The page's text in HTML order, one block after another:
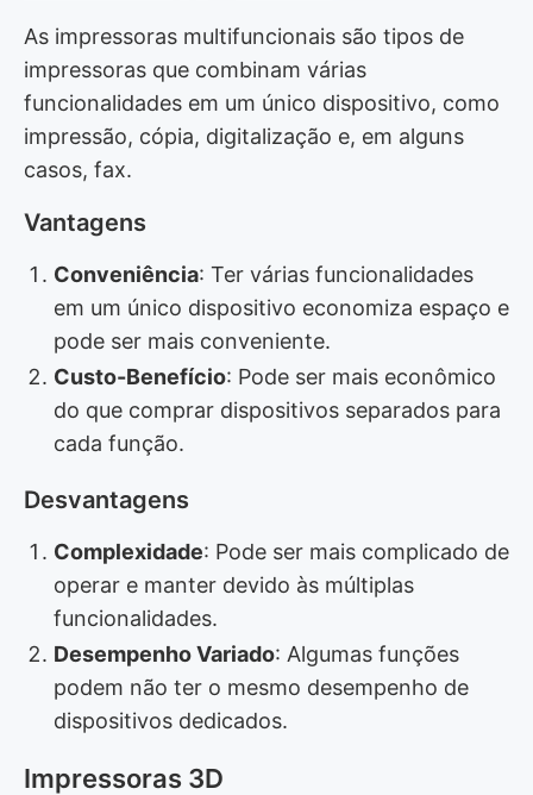
As impressoras multifuncionais são tipos de
impressoras que combinam várias
funcionalidades em um único dispositivo, como
impressão, cópia, digitalização e, em alguns
casos, fax.
Vantagens
Conveniência: Ter várias funcionalidades
em um único dispositivo economiza espaço e
pode ser mais conveniente.
Custo-Benefício: Pode ser mais econômico
do que comprar dispositivos separados para
cada função.
Desvantagens
Complexidade: Pode ser mais complicado de
operar e manter devido às múltiplas
funcionalidades.
Desempenho Variado: Algumas funções
podem não ter o mesmo desempenho de
dispositivos dedicados.
Impressoras 3D